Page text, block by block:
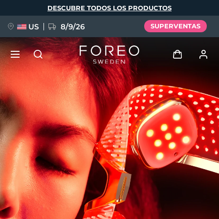
DESCUBRE TODOS LOS PRODUCTOS
US 8/9/26 SUPERVENTAS
Iniciar sesión
Perfil de usuario
Mis dispositivos
Mis pedidos
Mis direcciones
Mis suscripciones
NUEVO
FAQ™ Pure Beauty-Tech Elixir
BREAKING NEWS
issa™ Teeth Whitening Set
Idioma
English Deutsch
Español
Français
Italiano
Português
Polski
Svenska
Русский
Türkçe
简体中文 繁體中文